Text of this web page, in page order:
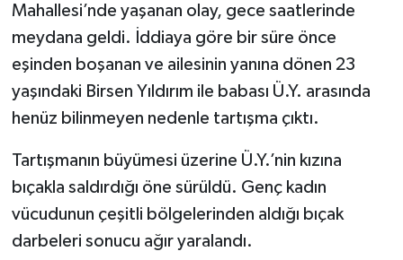
Mahallesi’nde yaşanan olay, gece saatlerinde
meydana geldi. İddiaya göre bir süre önce
eşinden boşanan ve ailesinin yanına dönen 23
yaşındaki Birsen Yıldırım ile babası Ü.Y. arasında
henüz bilinmeyen nedenle tartışma çıktı.
Tartışmanın büyümesi üzerine Ü.Y.’nin kızına
bıçakla saldırdığı öne sürüldü. Genç kadın
vücudunun çeşitli bölgelerinden aldığı bıçak
darbeleri sonucu ağır yaralandı.